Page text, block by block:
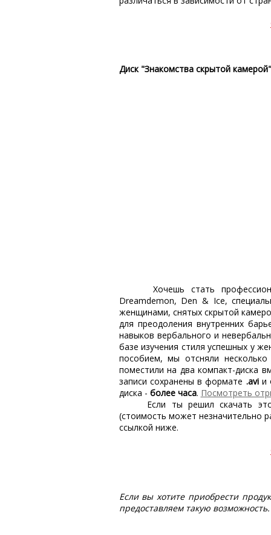
Диск "Знакомства скрытой камерой"
Хочешь стать
Dreamdemon, Den & Ice,
женщинами, снятых скрытой
для преодоления внутренних
навыков вербального и
базе изучения стиля успешных у
пособием, мы отсняли
поместили на два компакт-диска
записи сохранены в формате .aviи
диска - более часа. Посмотреть
Если ты решил скачать этот
(стоимость может незначительно
ссылкой ниже.
Если вы хотите приобрести
предоставляем такую